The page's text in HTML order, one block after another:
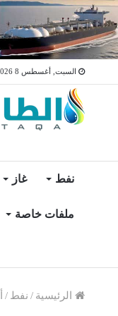
السبت, أغسطس 8 2026
نفط غاز
ملفات خاصة
الرئيسية / نفط /